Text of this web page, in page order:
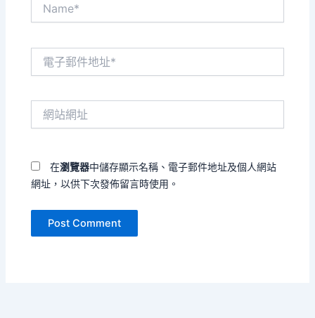
在瀏覽器中儲存顯示名稱、電子郵件地址及個人網站
網址，以供下次發佈留言時使用。